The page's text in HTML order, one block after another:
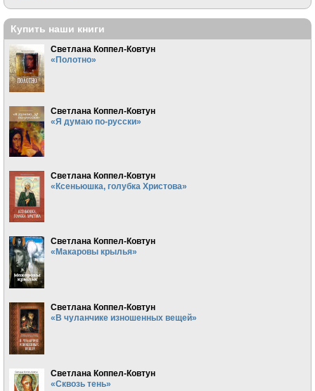
Купить наши книги
Светлана Коппел-Ковтун
«Полотно»
Светлана Коппел-Ковтун
«Я думаю по-русски»
Светлана Коппел-Ковтун
«Ксеньюшка, голубка Христова»
Светлана Коппел-Ковтун
«Макаровы крылья»
Светлана Коппел-Ковтун
«В чуланчике изношенных вещей»
Светлана Коппел-Ковтун
«Сквозь тень»